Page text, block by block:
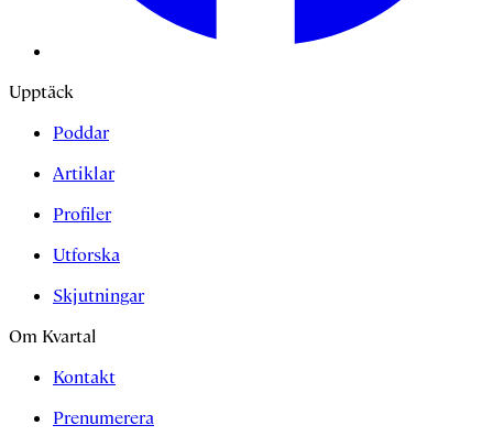
Upptäck
Poddar
Artiklar
Profiler
Utforska
Skjutningar
Om Kvartal
Kontakt
Prenumerera